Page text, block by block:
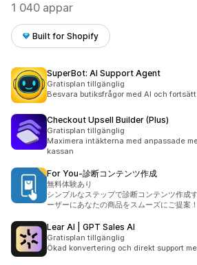
1 040 appar
Built for Shopify
SuperBot: AI Support Agent
Gratisplan tillgänglig
Besvara butiksfrågor med AI och
Checkout Upsell Builder (Plus)
Gratisplan tillgänglig
Maximera intäkterna med anpassade
kassan
For You‑診断コンテンツ作成
無料体験あり
シンプルなステップで診断コンテンツ作成
ーザーにあなたの商品をスムーズにご提案！
Lear AI | GPT Sales AI
Gratisplan tillgänglig
Ökad konvertering och direkt support